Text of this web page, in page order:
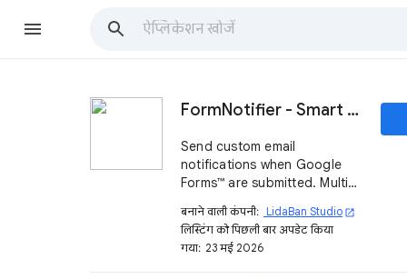
FormNotifier - Smart Form Notifications
Send custom email
notifications when Google
Forms™ are submitted. Multi-
recipient, templates with
merge tags.
बनाने वाली कंपनी: LidaBan Studio open_in_new
लिस्टिंग को पिछली बार अपडेट किया
गया: 23 मई 2026